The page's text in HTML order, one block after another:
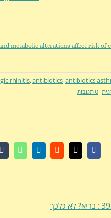
metabolic alterations affect risk of
rhinitis,antibiotics,
|0 תגובות
Facebook
X
Reddit
LinkedIn